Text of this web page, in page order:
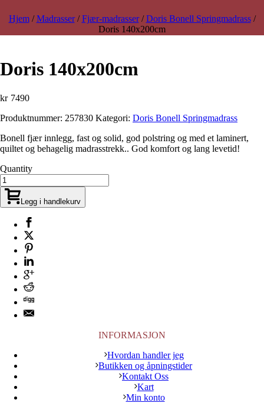
Hjem/Madrasser/Fjær-madrasser/Doris Bonell Springmadrass/
Doris 140x200cm
Doris 140x200cm
kr 7490
Produktnummer: 257830 Kategori: Doris Bonell Springmadrass
Bonell fjær innlegg, fast og solid, god polstring og med et laminert,
quiltet og behagelig madrasstrekk.. God komfort og lang levetid!
Quantity
Legg i handlekurv
INFORMASJON
Hvordan handler jeg
Butikken og åpningstider
Kontakt Oss
Kart
Min konto